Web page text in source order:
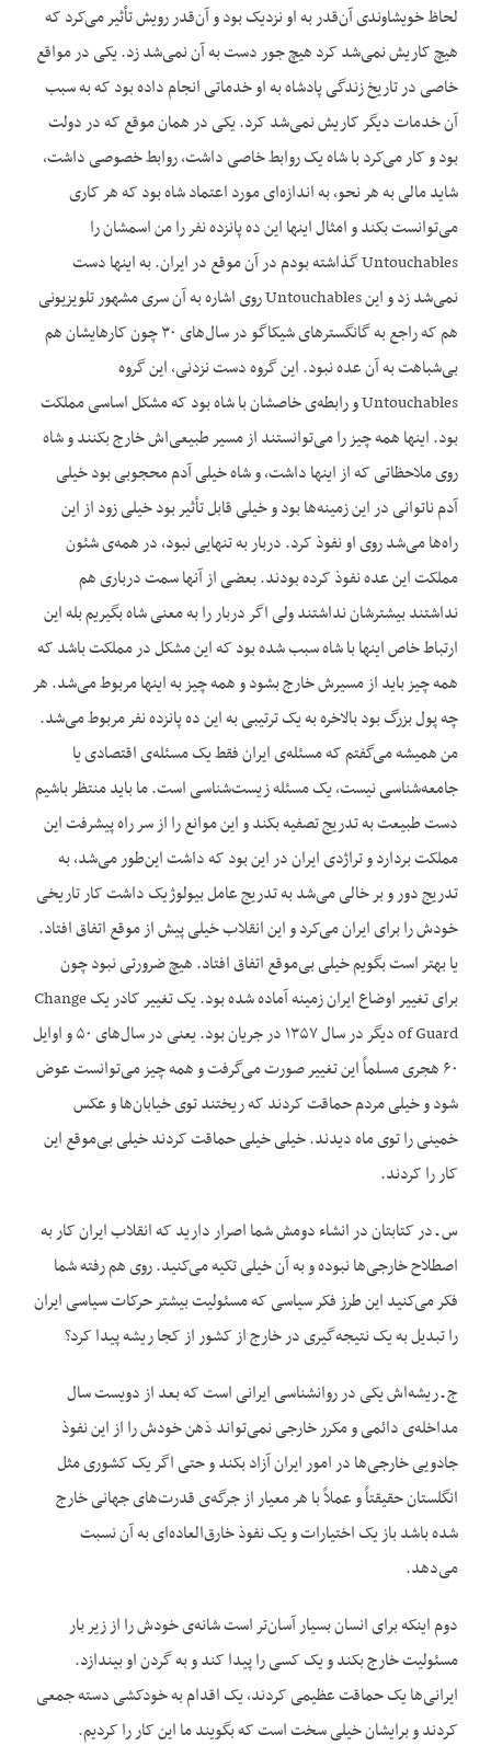
لحاظ خویشاوندی آن‌قدر به او نزدیک بود و آن‌قدر رویش تأثیر می‌کرد که
هیچ کاریش نمی‌شد کرد هیچ جور دست به آن نمی‌شد زد. یکی در مواقع
خاصی در تاریخ زندگی پادشاه به او خدماتی انجام داده بود که به سبب
آن خدمات دیگر کاریش نمی‌شد کرد. یکی در همان موقع که در دولت
بود و کار می‌کرد با شاه یک روابط خاصی داشت، روابط خصوصی داشت،
شاید مالی به هر نحو، به اندازه‌ای مورد اعتماد شاه بود که هر کاری
می‌توانست بکند و امثال اینها این ده پانزده نفر را من اسمشان را
Untouchables گذاشته بودم در آن موقع در ایران. به اینها دست
نمی‌شد زد و این Untouchables روی اشاره به آن سری مشهور تلویزیونی
هم که راجع به گانگسترهای شیکاگو در سال‌های ۳۰ چون کارهایشان هم
بی‌شباهت به آن عده نبود. این گروه دست نزدنی، این گروه
Untouchables و رابطه‌ی خاصشان با شاه بود که مشکل اساسی مملکت
بود. اینها همه چیز را می‌توانستند از مسیر طبیعی‌اش خارج بکنند و شاه
روی ملاحظاتی که از اینها داشت، و شاه خیلی آدم محجوبی بود خیلی
آدم ناتوانی در این زمینه‌ها بود و خیلی قابل تأثیر بود خیلی زود از این
راه‌ها می‌شد روی او نفوذ کرد. دربار به تنهایی نبود، در همه‌ی شئون
مملکت این عده نفوذ کرده بودند. بعضی از آنها سمت درباری هم
نداشتند بیشترشان نداشتند ولی اگر دربار را به معنی شاه بگیریم بله این
ارتباط خاص اینها با شاه سبب شده بود که این مشکل در مملکت باشد که
همه چیز باید از مسیرش خارج بشود و همه چیز به اینها مربوط می‌شد. هر
چه پول بزرگ بود بالاخره به یک ترتیبی به این ده پانزده نفر مربوط می‌شد.
من همیشه می‌گفتم که مسئله‌ی ایران فقط یک مسئله‌ی اقتصادی یا
جامعه‌شناسی نیست، یک مسئله زیست‌شناسی است. ما باید منتظر باشیم
دست طبیعت به تدریج تصفیه بکند و این موانع را از سر راه پیشرفت این
مملکت بردارد و تراژدی ایران در این بود که داشت این‌طور می‌شد، به
تدریج دور و بر خالی می‌شد به تدریج عامل بیولوژیک داشت کار تاریخی
خودش را برای ایران می‌کرد و این انقلاب خیلی پیش از موقع اتفاق افتاد.
یا بهتر است بگویم خیلی بی‌موقع اتفاق افتاد. هیچ ضرورتی نبود چون
برای تغییر اوضاع ایران زمینه آماده شده بود. یک تغییر کادر یک Change
of Guard دیگر در سال ۱۳۵۷ در جریان بود. یعنی در سال‌های ۵۰ و اوایل
۶۰ هجری مسلماً این تغییر صورت می‌گرفت و همه چیز می‌توانست عوض
شود و خیلی مردم حماقت کردند که ریختند توی خیابان‌ها و عکس
خمینی را توی ماه دیدند. خیلی خیلی حماقت کردند خیلی بی‌موقع این
کار را کردند.
س ـ در کتابتان در انشاء دومش شما اصرار دارید که انقلاب ایران کار به
اصطلاح خارجی‌ها نبوده و به آن خیلی تکیه می‌کنید. روی هم رفته شما
فکر می‌کنید این طرز فکر سیاسی که مسئولیت بیشتر حرکات سیاسی ایران
را تبدیل به یک نتیجه‌گیری در خارج از کشور از کجا ریشه پیدا کرد؟
ج ـ ریشه‌اش یکی در روانشناسی ایرانی است که بعد از دویست سال
مداخله‌ی دائمی و مکرر خارجی نمی‌تواند ذهن خودش را از این نفوذ
جادویی خارجی‌ها در امور ایران آزاد بکند و حتی اگر یک کشوری مثل
انگلستان حقیقتاً و عملاً با هر معیار از جرگه‌ی قدرت‌های جهانی خارج
شده باشد باز یک اختیارات و یک نفوذ خارق‌العاده‌ای به آن نسبت
می‌دهد.
دوم اینکه برای انسان بسیار آسان‌تر است شانه‌ی خودش را از زیر بار
مسئولیت خارج بکند و یک کسی را پیدا کند و به گردن او بیندازد.
ایرانی‌ها یک حماقت عظیمی کردند، یک اقدام به خودکشی دسته جمعی
کردند و برایشان خیلی سخت است که بگویند ما این کار را کردیم.